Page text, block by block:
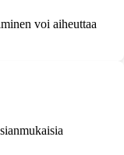
voi aiheuttaa